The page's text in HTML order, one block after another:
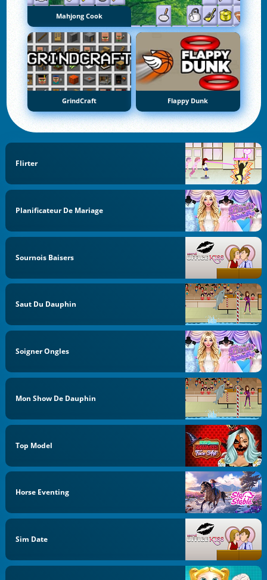
Mahjong Cook
GrindCraft Flappy Dunk
Flirter
Planificateur De Mariage
Sournois Baisers
Saut Du Dauphin
Soigner Ongles
Mon Show De Dauphin
Top Model
Horse Eventing
Sim Date